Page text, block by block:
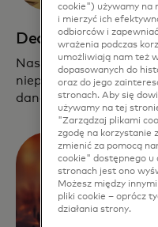
Dedykowane
Nasz zespół z
niepowtarzalny
danej firmy.
cookie") używamy na
i mierzyć ich
odbiorców i
wrażenia podczas
umożliwiają nam też
dopasowanych do
oraz do jego
stronach. Aby się
używamy na tej
"Zarządzaj plikami
zgodę na korzystanie
zmienić za pomocą
cookie" dostępnego u
stronach jest ono
Możesz między
pliki cookie – oprócz
działania strony.